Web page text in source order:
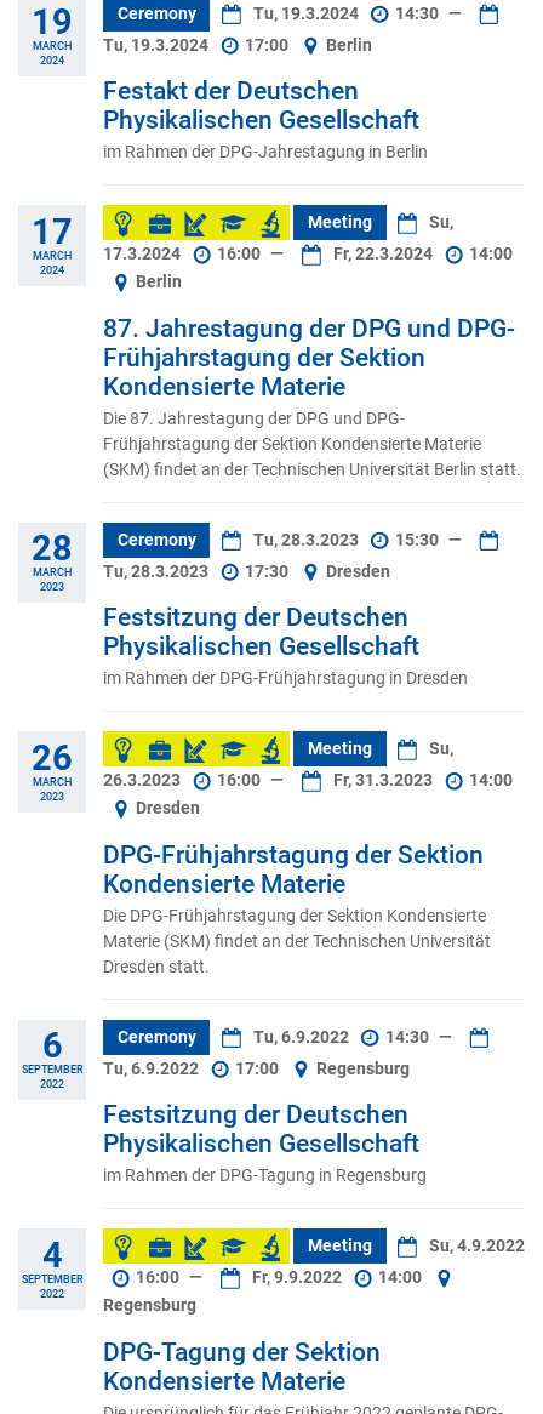
19
MARCH
2024
Ceremony Tu, 19.3.2024 14:30 —
Tu, 19.3.2024
17:00 Berlin
Festakt der Deutschen
Physikalischen Gesellschaft
im Rahmen der DPG-Jahrestagung in Berlin
17
MARCH
2024
Meeting
Su,
17.3.2024
16:00 — Fr, 22.3.2024
14:00
Berlin
87. Jahrestagung der DPG und DPG-
Frühjahrstagung der Sektion
Kondensierte Materie
Die 87. Jahrestagung der DPG und DPG-
Frühjahrstagung der Sektion Kondensierte Materie
(SKM) findet an der Technischen Universität Berlin statt.
28
MARCH
2023
Ceremony Tu, 28.3.2023 15:30 —
Tu, 28.3.2023
17:30 Dresden
Festsitzung der Deutschen
Physikalischen Gesellschaft
im Rahmen der DPG-Frühjahrstagung in Dresden
26
MARCH
2023
Meeting
Su,
26.3.2023
16:00 — Fr, 31.3.2023
14:00
Dresden
DPG-Frühjahrstagung der Sektion
Kondensierte Materie
Die DPG-Frühjahrstagung der Sektion Kondensierte
Materie (SKM) findet an der Technischen Universität
Dresden statt.
6
SEPTEMBER
2022
Ceremony Tu, 6.9.2022 14:30 —
Tu, 6.9.2022
17:00 Regensburg
Festsitzung der Deutschen
Physikalischen Gesellschaft
im Rahmen der DPG-Tagung in Regensburg
4
SEPTEMBER
2022
Meeting
Su, 4.9.2022
16:00 — Fr, 9.9.2022
14:00
Regensburg
DPG-Tagung der Sektion
Kondensierte Materie